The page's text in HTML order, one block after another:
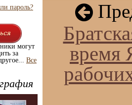
пароль?
могут
за
Все
время